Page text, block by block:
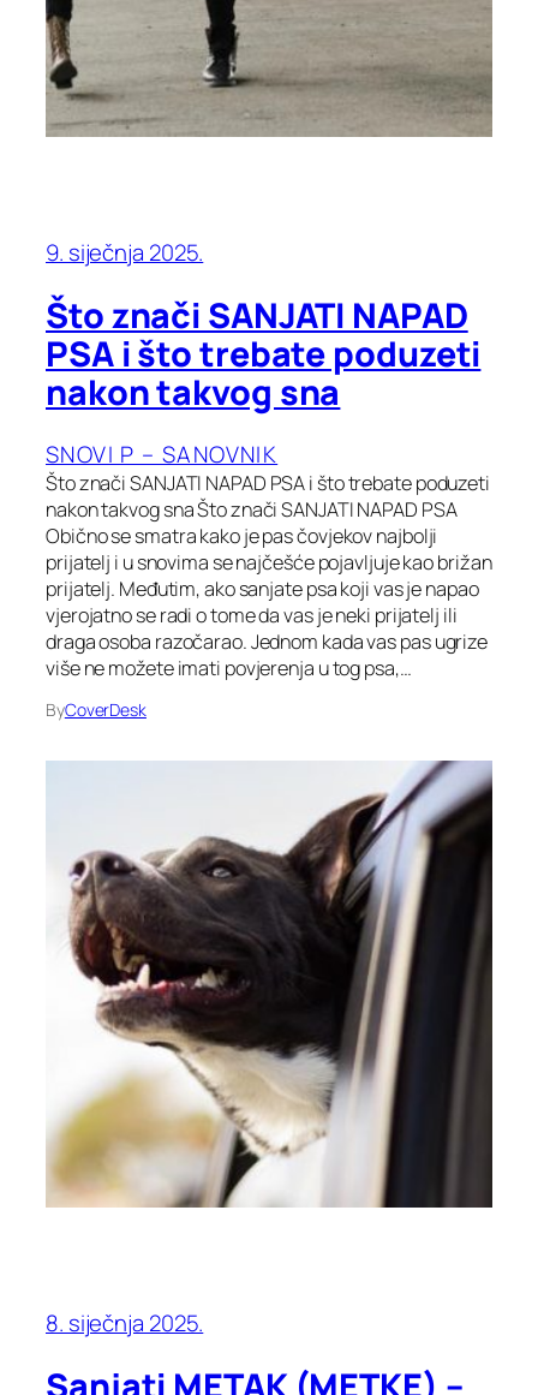
9. siječnja 2025.
Što znači SANJATI NAPAD
PSA i što trebate poduzeti
nakon takvog sna
SNOVI P – SANOVNIK
Što znači SANJATI NAPAD PSA i što trebate poduzeti
nakon takvog sna Što znači SANJATI NAPAD PSA
Obično se smatra kako je pas čovjekov najbolji
prijatelj i u snovima se najčešće pojavljuje kao brižan
prijatelj. Međutim, ako sanjate psa koji vas je napao
vjerojatno se radi o tome da vas je neki prijatelj ili
draga osoba razočarao. Jednom kada vas pas ugrize
više ne možete imati povjerenja u tog psa,…
ByCoverDesk
8. siječnja 2025.